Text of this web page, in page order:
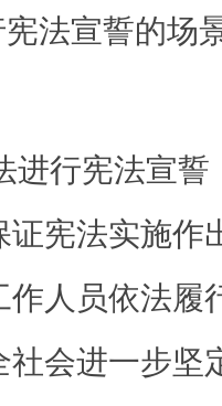
法宣誓的场
进行宪法宣
宪法实施作
作人员依法履
会进一步坚